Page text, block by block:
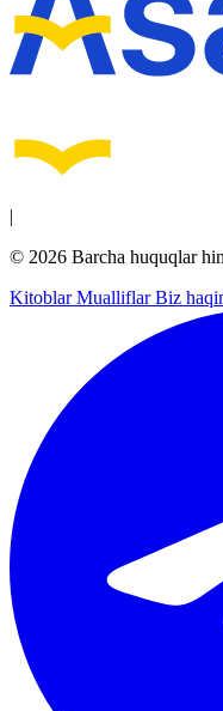
|
© 2026 Barcha huquqlar
KitoblarMualliflarBiz